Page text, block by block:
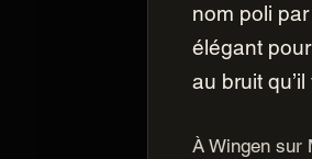
nom poli
élégant
au bruit
À Wingen sur